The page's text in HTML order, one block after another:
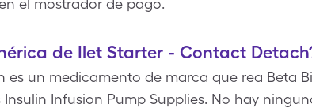
el mostrador de pago.
de Ilet Starter - Contact
es un medicamento de marca que rea Beta
Infusion Pump Supplies. No hay